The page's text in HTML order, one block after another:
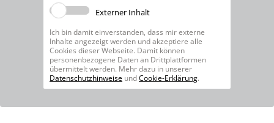
Externer Inhalt
Ich bin damit einverstanden, dass mir externe
Inhalte angezeigt werden und akzeptiere alle
Cookies dieser Webseite. Damit können
personenbezogene Daten an Drittplattformen
übermittelt werden. Mehr dazu in unserer
Datenschutzhinweise undCookie-Erklärung.